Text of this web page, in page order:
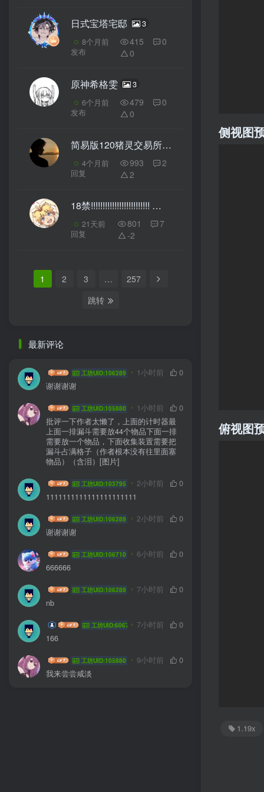
日式宝塔宅邸 3
8个月前
发布
415
0
0
原神希格雯 3
6个月前
发布
479
0
0
简易版120猪灵交易所
4个月前
回复
993
2
2
18禁!!!!!!!!!!!!!!!!!!!!!!!!!
21天前
回复
801
7
-2
1 2 3 …
257
跳转
最新评论
HYG sa 工坊UID:106289 1小时前
0
谢谢谢谢
jlddmuX工坊UID:105880 1小时前
0
批评一下作者太懒了，上面的计时器最
上面一排漏斗需要放44个物品下面一排
需要放一个物品，下面收集装置需要把
漏斗占满格子（作者根本没有往里面塞
物品）（含泪）[图片]
DDEGFE工坊UID:103795 2小时前
0
1111111111111111111111
HYG sa 工坊UID:106289 2小时前
0
谢谢谢谢
我不知道啊工坊UID:106710 6小时前
0
666666
HYG sa 工坊UID:106289 7小时前
0
nb
coffee wkf 工坊UID:60677 7小时前
0
166
jlddmuX工坊UID:105880 9小时前
0
我来尝尝咸淡
侧视图
俯视图
1.19x